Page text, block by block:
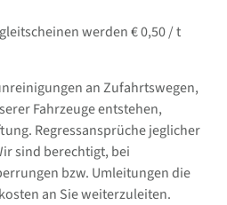
werden € 0,50 / t
an Zufahrtswegen,
Fahrzeuge entstehen,
Regressansprüche jeglicher
sind berechtigt, bei
bzw. Umleitungen die
an Sie weiterzuleiten.